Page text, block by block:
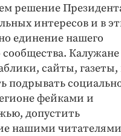
решение
интересов и в
единение нашего
сайты,
подрывать
фейками и
допустить
нашими